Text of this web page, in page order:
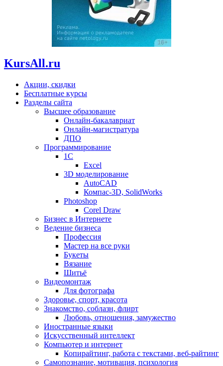
KursAll.ru
Акции, скидки
Бесплатные курсы
Разделы сайта
Высшее образование
Онлайн-бакалавриат
Онлайн-магистратура
ДПО
Программирование
1С
Excel
3D моделирование
AutoCAD
Компас-3D, SolidWorks
Photoshop
Corel Draw
Бизнес в Интернете
Ведение бизнеса
Профессия
Мастер на все руки
Букеты
Вязание
Шитьё
Видеомонтаж
Для фотографа
Здоровье, спорт, красота
Знакомство, соблазн, флирт
Любовь, отношения, замужество
Иностранные языки
Искусственный интеллект
Компьютер и интернет
Копирайтинг, работа с текстами, веб-райтинг
Самопознание, мотивация, психология